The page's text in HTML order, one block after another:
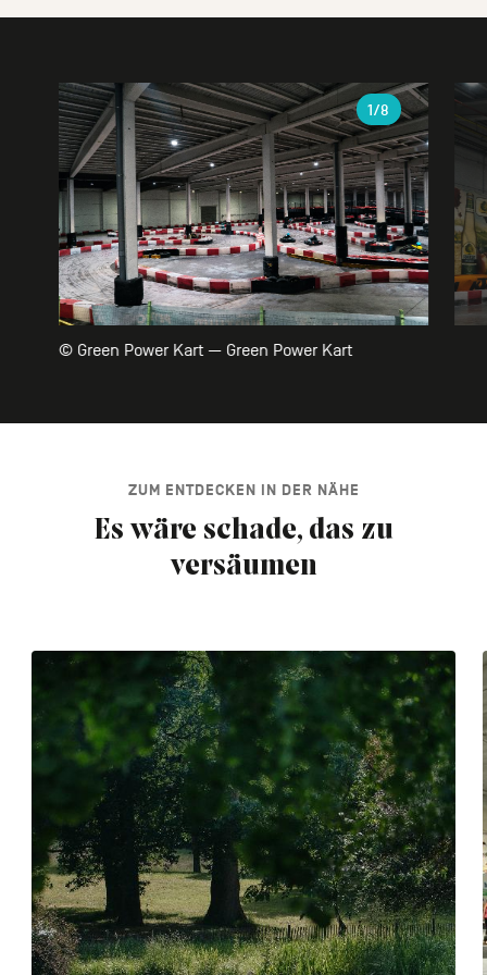
Galerie
© Green Power Kart — Green Power Kart
1/8
ZUM ENTDECKEN IN DER NÄHE
Es wäre schade, das zu
versäumen